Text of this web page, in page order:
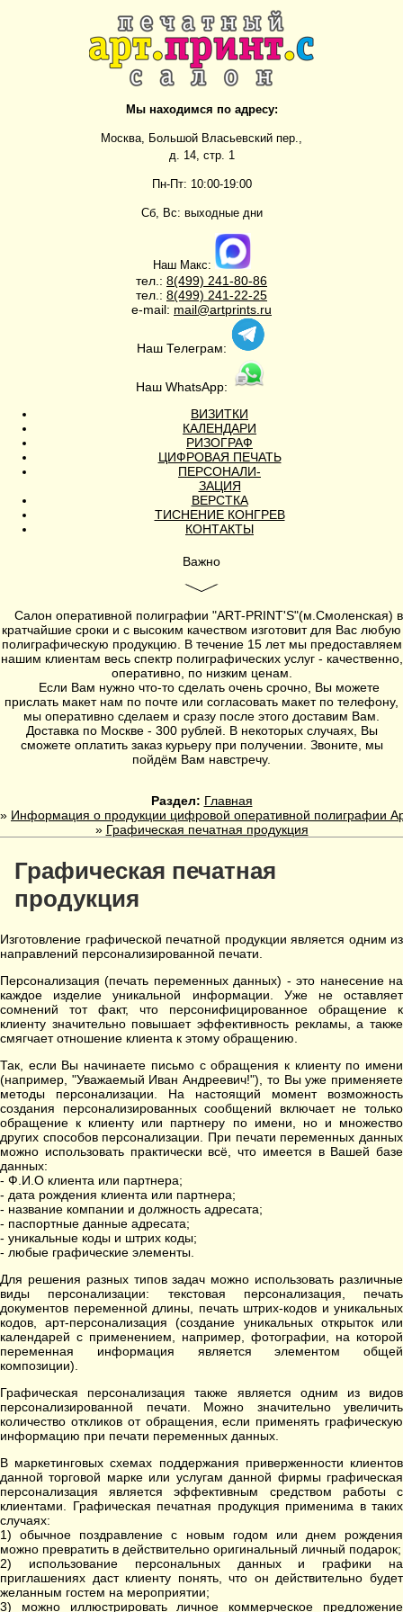
Мы находимся по адресу:
Москва, Большой Власьевский пер.,
д. 14, стр. 1
Пн-Пт: 10:00-19:00
Сб, Вс: выходные дни
Наш Макс:
тел.: 8(499) 241-80-86
тел.: 8(499) 241-22-25
e-mail: mail@artprints.ru
Наш Телеграм:
Наш WhatsApp:
ВИЗИТКИ
КАЛЕНДАРИ
РИЗОГРАФ
ЦИФРОВАЯ ПЕЧАТЬ
ПЕРСОНАЛИ-
ЗАЦИЯ
ВЕРСТКА
ТИСНЕНИЕ КОНГРЕВ
КОНТАКТЫ
Важно
Салон оперативной полиграфии "ART-PRINT'S"(м.Смоленская) в
кратчайшие сроки и с высоким качеством изготовит для Вас любую
полиграфическую продукцию. В течение 15 лет мы предоставляем
нашим клиентам весь спектр полиграфических услуг - качественно,
оперативно, по низким ценам.
Если Вам нужно что-то сделать очень срочно, Вы можете
прислать макет нам по почте или согласовать макет по телефону,
мы оперативно сделаем и сразу после этого доставим Вам.
Доставка по Москве - 300 рублей. В некоторых случаях, Вы
сможете оплатить заказ курьеру при получении. Звоните, мы
пойдём Вам навстречу.
Раздел: Главная
» Информация о продукции цифровой оперативной полиграфии
» Графическая печатная продукция
Графическая печатная
продукция
Изготовление графической печатной продукции является одним из
направлений персонализированной печати.
Персонализация (печать переменных данных) - это нанесение на
каждое изделие уникальной информации. Уже не оставляет
сомнений тот факт, что персонифицированное обращение к
клиенту значительно повышает эффективность рекламы, а также
смягчает отношение клиента к этому обращению.
Так, если Вы начинаете письмо с обращения к клиенту по имени
(например, "Уважаемый Иван Андреевич!"), то Вы уже применяете
методы персонализации. На настоящий момент возможность
создания персонализированных сообщений включает не только
обращение к клиенту или партнеру по имени, но и множество
других способов персонализации. При печати переменных данных
можно использовать практически всё, что имеется в Вашей базе
данных:
- Ф.И.О клиента или партнера;
- дата рождения клиента или партнера;
- название компании и должность адресата;
- паспортные данные адресата;
- уникальные коды и штрих коды;
- любые графические элементы.
Для решения разных типов задач можно использовать различные
виды персонализации: текстовая персонализация, печать
документов переменной длины, печать штрих-кодов и уникальных
кодов, арт-персонализация (создание уникальных открыток или
календарей с применением, например, фотографии, на которой
переменная информация является элементом общей
композиции).
Графическая персонализация также является одним из видов
персонализированной печати. Можно значительно увеличить
количество откликов от обращения, если применять графическую
информацию при печати переменных данных.
В маркетинговых схемах поддержания приверженности клиентов
данной торговой марке или услугам данной фирмы графическая
персонализация является эффективным средством работы с
клиентами. Графическая печатная продукция применима в таких
случаях:
1) обычное поздравление с новым годом или днем рождения
можно превратить в действительно оригинальный личный подарок;
2) использование персональных данных и графики на
приглашениях даст клиенту понять, что он действительно будет
желанным гостем на мероприятии;
3) можно иллюстрировать личное коммерческое предложение